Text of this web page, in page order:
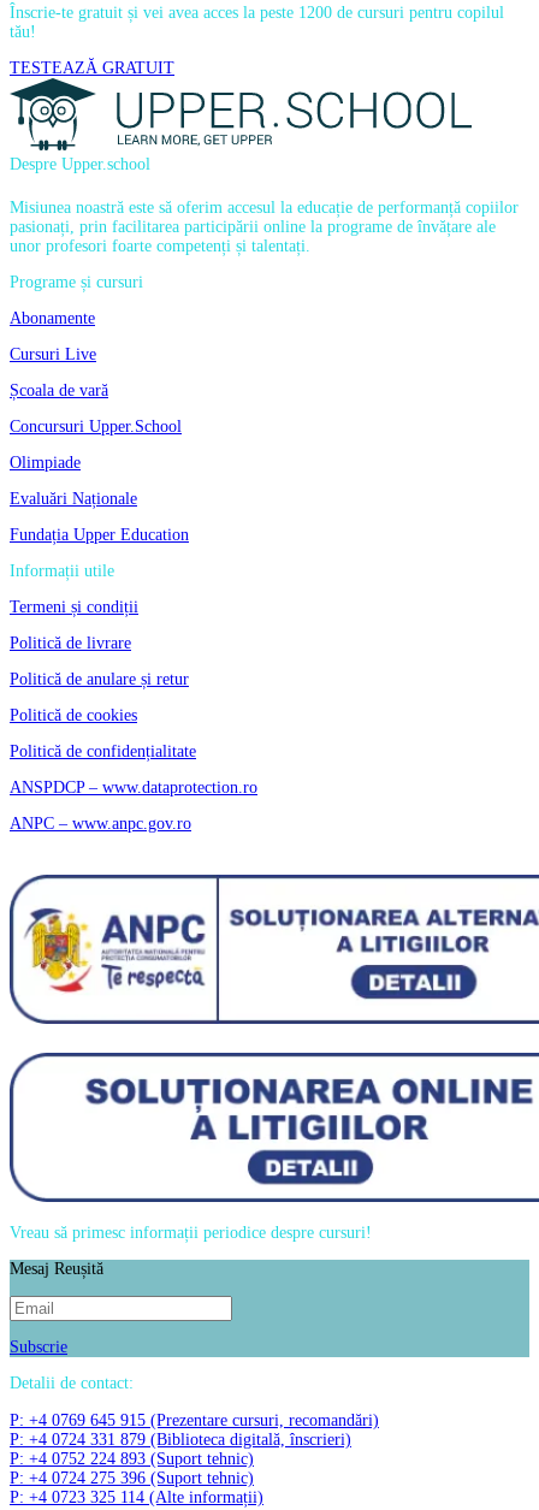
Înscrie-te gratuit și vei avea acces la peste 1200 de cursuri pentru copilul
tău!
TESTEAZĂ GRATUIT
Despre Upper.school
Misiunea noastră este să oferim accesul la educație de performanță copiilor
pasionați, prin facilitarea participării online la programe de învățare ale
unor profesori foarte competenți și talentați.
Programe și cursuri
Abonamente
Cursuri Live
Școala de vară
Concursuri Upper.School
Olimpiade
Evaluări Naționale
Fundația Upper Education
Informații utile
Termeni și condiții
Politică de livrare
Politică de anulare și retur
Politică de cookies
Politică de confidențialitate
ANSPDCP – www.dataprotection.ro
ANPC – www.anpc.gov.ro
Vreau să primesc informații periodice despre cursuri!
Mesaj Reușită
Subscrie
Detalii de contact:
P: +4 0769 645 915 (Prezentare cursuri, recomandări)
P: +4 0724 331 879 (Biblioteca digitală, înscrieri)
P: +4 0752 224 893 (Suport tehnic)
P: +4 0724 275 396 (Suport tehnic)
P: +4 0723 325 114 (Alte informații)